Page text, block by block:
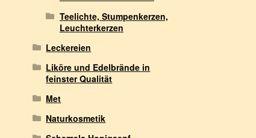
Teelichte, Stumpenkerzen,
Leuchterkerzen
Leckereien
Liköre und Edelbrände in
feinster Qualität
Met
Naturkosmetik